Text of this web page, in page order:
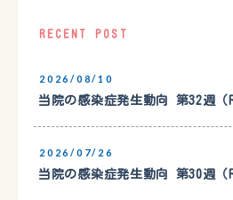
RECENT POST
2026/08/10
当院の感染症発生動向 第32週（
2026/07/26
当院の感染症発生動向 第30週（